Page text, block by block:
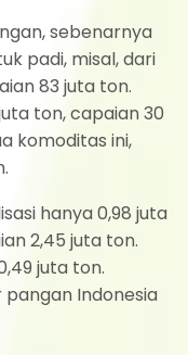
sebenarnya
padi, misal, dari
83 juta ton.
ton, capaian 30
komoditas ini,
hanya 0,98 juta
2,45 juta ton.
juta ton.
Indonesia